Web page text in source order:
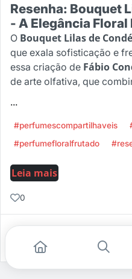
Resenha: Bouquet
- A Elegância Floral
O Bouquet Lilas de
que exala sofisticação e
essa criação de Fábio
de arte olfativa, que
...
#perfumescompartilhaveis
#perfumefloralfrutado
Leia mais
0
Gostei Comentar